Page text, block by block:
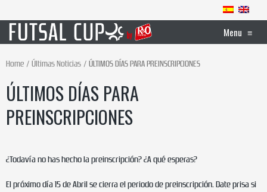
Menu ≡
Home Últimas Noticias ÚLTIMOS DÍAS PARA PREINSCRIPCIONES
ÚLTIMOS DÍAS PARA
PREINSCRIPCIONES
¿Todavía no has hecho la preinscripción? ¿A qué esperas?
El próximo día 15 de Abril se cierra el periodo de preinscripción. Date prisa si